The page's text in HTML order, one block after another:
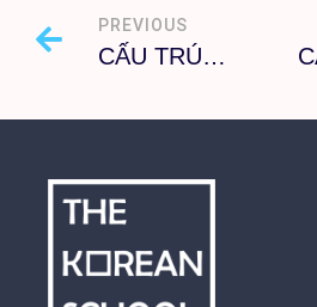
PREVIOUS
CẤU TRÚC PHỎNG ĐOÁN (으)ㄴ/는/(으)ㄹ 줄 몰랐다